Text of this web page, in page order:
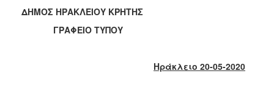
2019
2018
ΔΗΜΟΣ ΗΡΑΚΛΕΙΟΥ ΚΡΗΤΗΣ
ΓΡΑΦΕΙΟ ΤΥΠΟΥ
Ηράκλειο 20-05-2020